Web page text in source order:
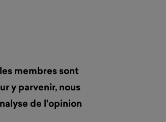
membres sont
y parvenir, nous
de l'opinion